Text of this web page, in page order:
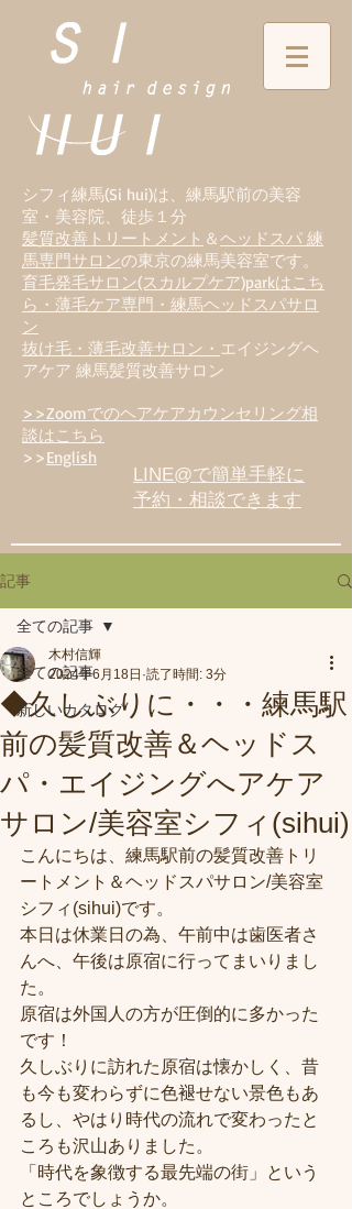
シフィ練馬(Si hui)は、 練馬駅前の美容
室・美容院、徒歩１分
髪質改善トリートメント ＆ヘッドスパ 練
馬専門サロンの東京の練馬美容室です。
育毛発毛サロン(スカルプケア)parkはこち
ら・薄毛ケア専門・練馬ヘッドスパサロ
ン
抜け毛・薄毛改善サロン・ エイジングヘ
アケア 練馬髪質改善サロン
>>Zoomでのヘアケアカウンセリング相
談はこちら
>>English
LINE@で簡単手軽に
予約・相談できます
記事
全ての記事
新しいカタログ
全ての記事
◆久しぶりに・・・練馬駅
前の髪質改善＆ヘッドス
パ・エイジングへアケア
サロン/美容室シフィ(sihui)
木村信輝
2024年6月18日 読了時間: 3分
こんにちは、練馬駅前の髪質改善トリ
ートメント＆ヘッドスパサロン/美容室
シフィ(sihui)です。
本日は休業日の為、午前中は歯医者さ
んへ、午後は原宿に行ってまいりまし
た。
原宿は外国人の方が圧倒的に多かった
です！
久しぶりに訪れた原宿は懐かしく、昔
も今も変わらずに色褪せない景色もあ
るし、やはり時代の流れで変わったと
ころも沢山ありました。
「時代を象徴する最先端の街」という
ところでしょうか。